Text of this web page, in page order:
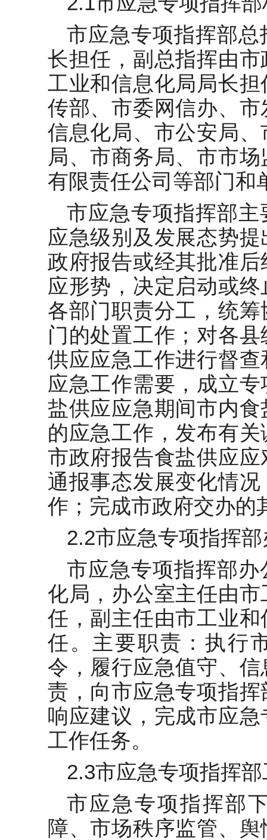
市应急专项指挥部
长担任，副总指挥由
工业和信息化局局长
传部、市委网信办、
信息化局、市公安局
局、市商务局、市市
有限责任公司等部门和
市应急专项指挥部
应急级别及发展态势
政府报告或经其批准
应形势，决定启动或
各部门职责分工，统
门的处置工作；对各
供应应急工作进行督
应急工作需要，成立
盐供应应急期间市内
的应急工作，发布有
市政府报告食盐供应
通报事态发展变化情
作；完成市政府交办的
2.2市应急专项指挥
市应急专项指挥部
化局，办公室主任由
任，副主任由市工业
任。主要职责：执行
令，履行应急值守、
责，向市应急专项指
响应建议，完成市应
工作任务。
2.3市应急专项指挥
市应急专项指挥部
障、市场秩序监管、